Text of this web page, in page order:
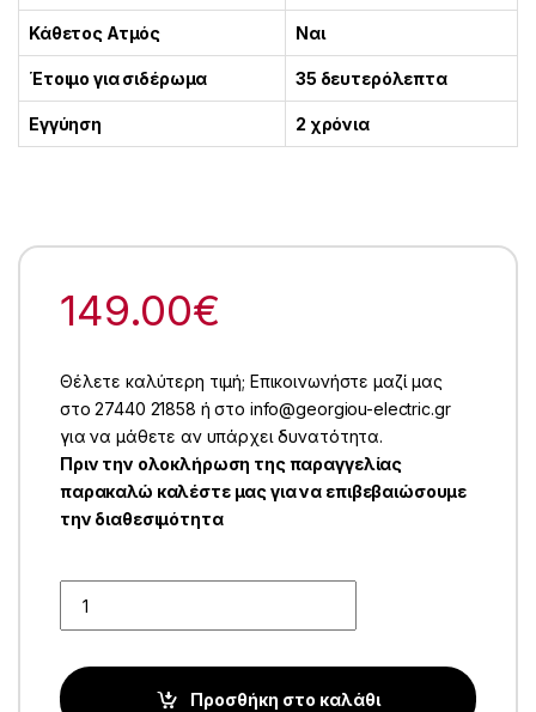
Κάθετος Ατμός Ναι
Έτοιμο για σιδέρωμα 35 δευτερόλεπτα
Εγγύηση 2 χρόνια
149.00€
Θέλετε καλύτερη τιμή; Επικοινωνήστε μαζί μας
στο 27440 21858 ή στο info@georgiou-electric.gr
για να μάθετε αν υπάρχει δυνατότητα.
Πριν την ολοκλήρωση της παραγγελίας
παρακαλώ καλέστε μας για να επιβεβαιώσουμε
την διαθεσιμότητα
Προσθήκη στο καλάθι